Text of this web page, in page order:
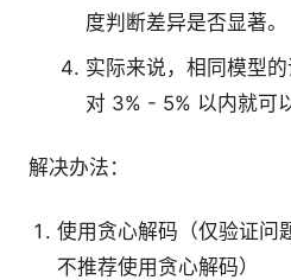
度判断差异是否显著。
实际来说，相同模型
对 3% - 5% 以内就可
解决办法：
使用贪心解码（仅验证问
不推荐使用贪心解码）